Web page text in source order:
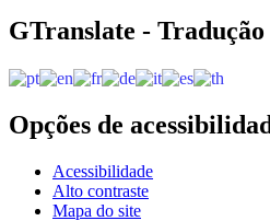
GTranslate - Tradução
Opções de
Acessibilidade
Alto contraste
Mapa do site